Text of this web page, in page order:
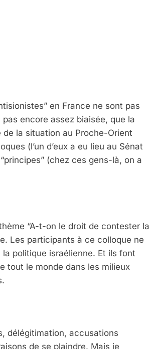
en France ne sont pas
encore assez biaisée, que la
de la situation au Proche-Orient
(l’un d’eux a eu lieu au Sénat
(chez ces gens-là, on a
“A-t-on le droit de contester la
Les participants à ce colloque ne
politique israélienne. Et ils font
tout le monde dans les milieux
délégitimation, accusations
de se plaindre. Mais je